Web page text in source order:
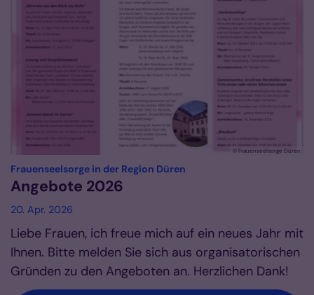
© Frauenseelsorge Düren
Frauenseelsorge in der Region Düren
Angebote 2026
20. Apr. 2026
Liebe Frauen, ich freue mich auf ein neues Jahr mit
Ihnen. Bitte melden Sie sich aus organisatorischen
Gründen zu den Angeboten an. Herzlichen Dank!